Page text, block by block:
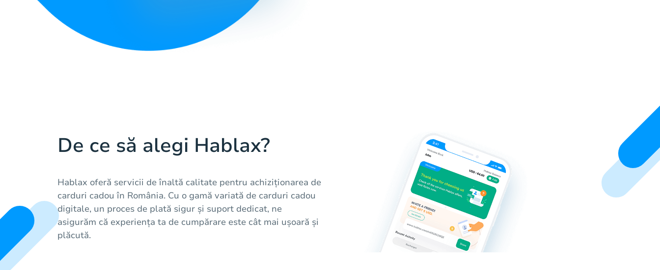
De ce să alegi Hablax?
Hablax oferă servicii de înaltă calitate pentru achiziționarea de
carduri cadou în România. Cu o gamă variată de carduri cadou
digitale, un proces de plată sigur și suport dedicat, ne
asigurăm că experiența ta de cumpărare este cât mai ușoară și
plăcută.